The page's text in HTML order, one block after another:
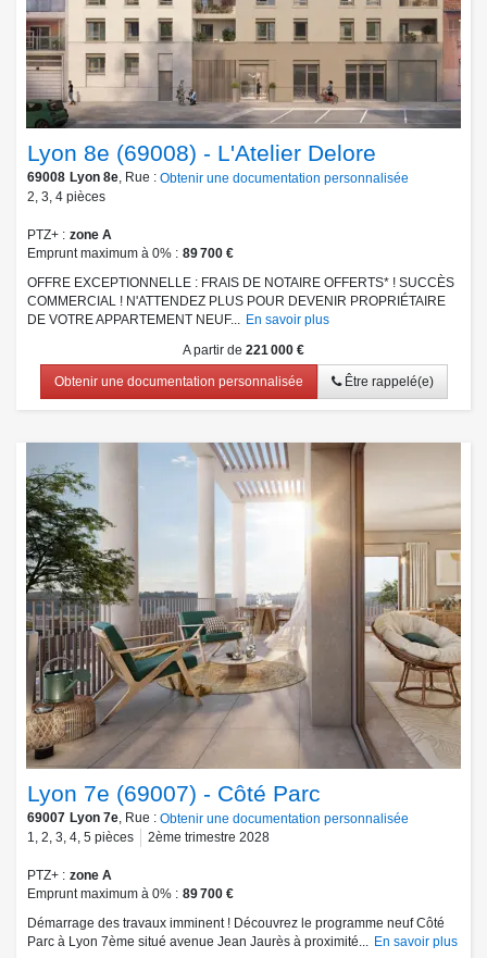
Lyon 8e (69008) - L'Atelier Delore
69008 Lyon 8e , Rue : Obtenir une documentation personnalisée
2 3 4 pièces
PTZ+
zone A
Emprunt maximum à 0%
89 700 €
OFFRE EXCEPTIONNELLE : FRAIS DE NOTAIRE OFFERTS* ! SUCCÈS
COMMERCIAL ! N'ATTENDEZ PLUS POUR DEVENIR PROPRIÉTAIRE
DE VOTRE APPARTEMENT NEUF...
En savoir plus
A partir de 221 000 €
Obtenir une documentation personnalisée Être rappelé(e)
Lyon 7e (69007) - Côté Parc
69007 Lyon 7e , Rue : Obtenir une documentation personnalisée
1
2 3 4 5 pièces 2ème trimestre 2028
PTZ+
zone A
Emprunt maximum à 0%
89 700 €
Démarrage des travaux imminent ! Découvrez le programme neuf Côté
Parc à Lyon 7ème situé avenue Jean Jaurès à proximité...
En savoir plus